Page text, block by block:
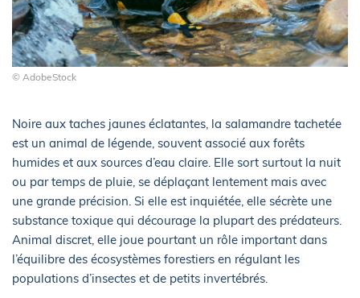
© AdobeStock
Noire aux taches jaunes éclatantes, la salamandre tachetée
est un animal de légende, souvent associé aux forêts
humides et aux sources d’eau claire. Elle sort surtout la nuit
ou par temps de pluie, se déplaçant lentement mais avec
une grande précision. Si elle est inquiétée, elle sécrète une
substance toxique qui décourage la plupart des prédateurs.
Animal discret, elle joue pourtant un rôle important dans
l’équilibre des écosystèmes forestiers en régulant les
populations d’insectes et de petits invertébrés.